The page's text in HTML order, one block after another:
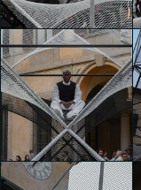
Andrea Ferrario
The Art of Dreams
Riccardo Bertani